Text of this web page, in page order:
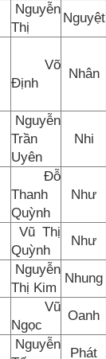
Nguyễn
Thị
Nguyệt
Võ
Định
Nhân
Nguyễn
Trần
Uyên
Nhi
Đỗ
Thanh
Quỳnh
Như
Vũ Thị
Quỳnh
Như
Nguyễn
Thị Kim
Nhung
Vũ
Ngọc
Oanh
Nguyễn
Phát